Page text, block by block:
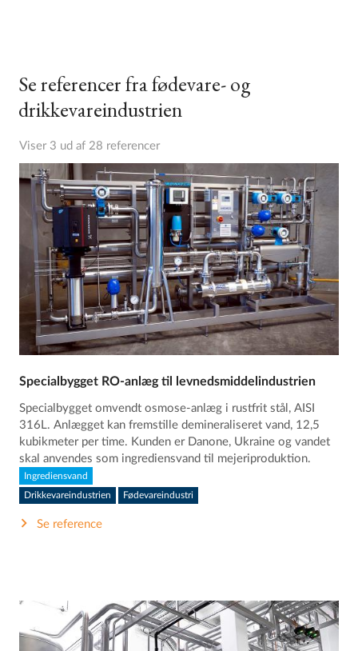
Se referencer fra fødevare- og
drikkevareindustrien
Viser 3 ud af 28 referencer
Specialbygget RO-anlæg til levnedsmiddelindustrien
Specialbygget omvendt osmose-anlæg i rustfrit stål, AISI
316L. Anlægget kan fremstille demineraliseret vand, 12,5
kubikmeter per time. Kunden er Danone, Ukraine og vandet
skal anvendes som ingrediensvand til mejeriproduktion.
Ingrediensvand
Drikkevareindustrien Fødevareindustri
Se reference